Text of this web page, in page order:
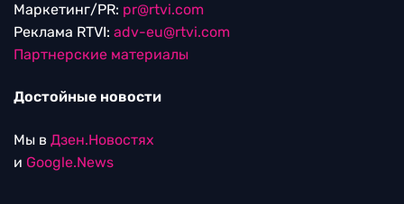
Маркетинг/PR: pr@rtvi.com
Реклама RTVI: adv-eu@rtvi.com
Партнерские материалы
Достойные новости
Мы в Дзен.Новостях
и Google.News